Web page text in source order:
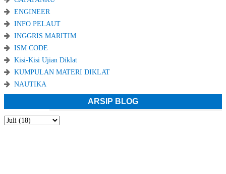
ENGINEER
INFO PELAUT
INGGRIS MARITIM
ISM CODE
Kisi-Kisi Ujian Diklat
KUMPULAN MATERI DIKLAT
NAUTIKA
ARSIP BLOG